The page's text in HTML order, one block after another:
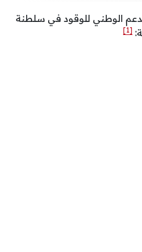
الوطني للوقود في سلطنة
[1]